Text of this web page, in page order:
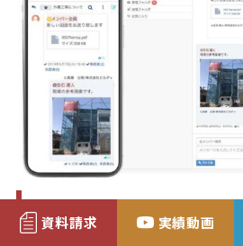
資料請求 実績動画
メッセージ・通知機能